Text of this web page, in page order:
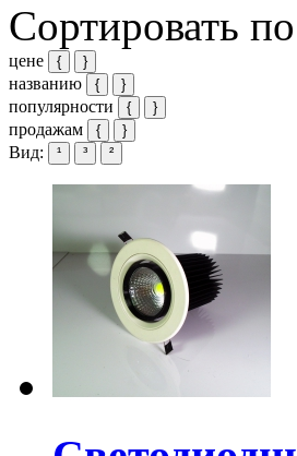
Сортировать
цене { }
названию { }
популярности { }
продажам { }
Вид: ¹ ³ ²